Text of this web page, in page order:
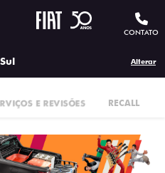
CONTATO
Alterar
E REVISÕES RECALL